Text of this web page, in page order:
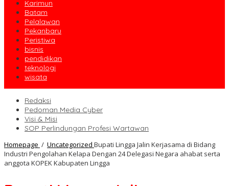
Karimun
Batam
Pelalawan
Pekanbaru
Peristiwa
bisnis
pendidikan
teknologi
wisata
Redaksi
Pedoman Media Cyber
Visi & Misi
SOP Perlindungan Profesi Wartawan
Homepage / Uncategorized Bupati Lingga Jalin Kerjasama di Bidang
Industri Pengolahan Kelapa Dengan 24 Delegasi Negara ahabat serta
anggota KOPEK Kabupaten Lingga